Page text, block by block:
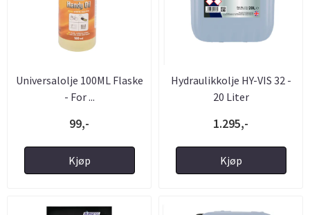
Universalolje 100ML Flaske
- For ...
99,-
Kjøp
Hydraulikkolje HY-VIS 32 -
20 Liter
1.295,-
Kjøp